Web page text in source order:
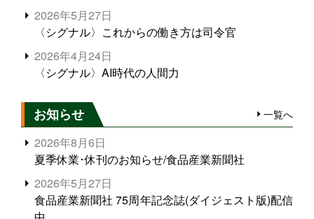
2026年5月27日
〈シグナル〉これからの働き方は司令官
2026年4月24日
〈シグナル〉AI時代の人間力
お知らせ 一覧へ
2026年8月6日
夏季休業･休刊のお知らせ/食品産業新聞社
2026年5月27日
食品産業新聞社 75周年記念誌(ダイジェスト版)配信